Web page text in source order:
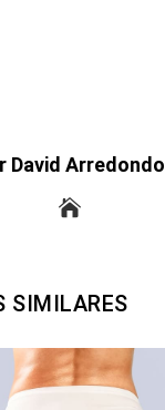
David Arredondo
SIMILARES